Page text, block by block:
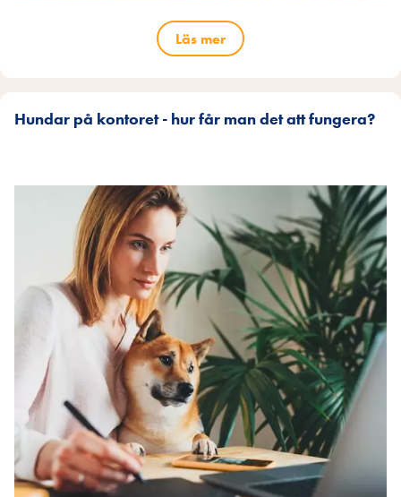
Läs mer
Hundar på kontoret - hur får man det att fungera?